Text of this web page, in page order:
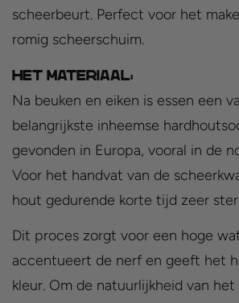
scheerbeurt. Perfect voor het
romig scheerschuim.
Het materiaal:
Na beuken en eiken is essen een
belangrijkste inheemse
gevonden in Europa, vooral in de
Voor het handvat van de
hout gedurende korte tijd zeer
Dit proces zorgt voor een hoge
accentueert de nerf en geeft het
kleur. Om de natuurlijkheid van